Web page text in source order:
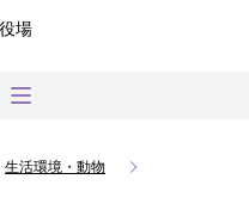
生活環境・動物